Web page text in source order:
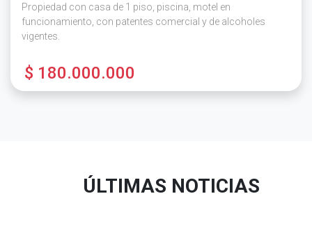
Propiedad con casa de 1 piso, piscina, motel en
funcionamiento, con patentes comercial y de alcoholes
vigentes.
$ 180.000.000
ÚLTIMAS NOTICIAS